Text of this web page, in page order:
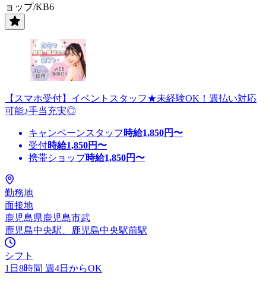
ョップ/KB6
【スマホ受付】イベントスタッフ★未経験OK！週払い対応
可能♪手当充実◎
キャンペーンスタッフ 時給1,850円〜
受付時給1,850円〜
携帯ショップ時給1,850円〜
勤務地
面接地
鹿児島県鹿児島市武
鹿児島中央駅、鹿児島中央駅前駅
シフト
1日8時間 週4日からOK